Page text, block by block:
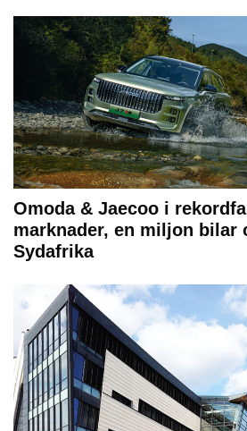
Omoda & Jaecoo i
marknader, en miljon bilar
Sydafrika